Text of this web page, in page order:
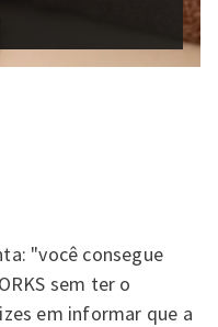
"você consegue
sem ter o
em informar que a